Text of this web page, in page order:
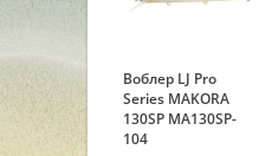
Воблер LJ Pro
Series MAKORA
130SP MA130SP-
104